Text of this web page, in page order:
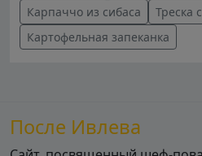
Карпаччо из сибаса
Треска
Картофельная запеканка
После Ивлева